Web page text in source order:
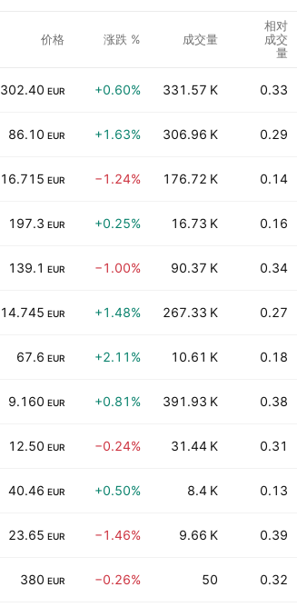
价格 涨跌 % 成交量
相对
成交
量
302.40 EUR +0.60% 331.57 K 0.33
86.10 EUR +1.63% 306.96 K 0.29
16.715 EUR −1.24% 176.72 K 0.14
197.3 EUR +0.25% 16.73 K 0.16
139.1 EUR −1.00% 90.37 K 0.34
14.745 EUR +1.48% 267.33 K 0.27
67.6 EUR +2.11% 10.61 K 0.18
9.160 EUR +0.81% 391.93 K 0.38
12.50 EUR −0.24% 31.44 K 0.31
40.46 EUR +0.50% 8.4 K 0.13
23.65 EUR −1.46% 9.66 K 0.39
380 EUR −0.26% 50 0.32